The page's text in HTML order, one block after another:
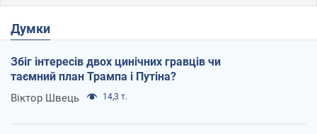
Думки
Збіг інтересів двох цинічних гравців чи
таємний план Трампа і Путіна?
Віктор Швець 14,3 т.